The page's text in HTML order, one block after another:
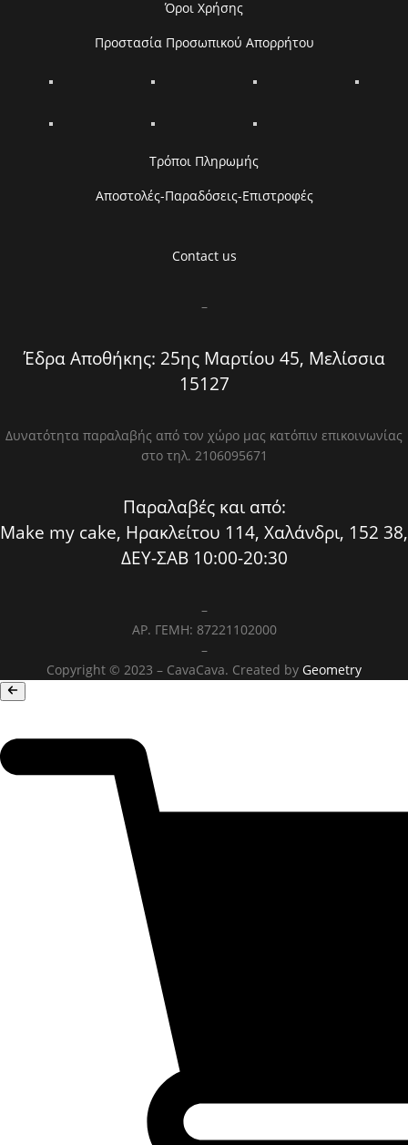
Όροι Χρήσης
Προστασία Προσωπικού Απορρήτου
Τρόποι Πληρωμής
Αποστολές-Παραδόσεις-Επιστροφές
Contact us
–
Έδρα Αποθήκης: 25ης Μαρτίου 45, Μελίσσια
15127
Δυνατότητα παραλαβής από τον χώρο μας κατόπιν επικοινωνίας
στο τηλ. 2106095671
Παραλαβές και από:
Make my cake, Ηρακλείτου 114, Χαλάνδρι, 152 38,
ΔΕΥ-ΣΑΒ 10:00-20:30
–
ΑΡ. ΓΕΜΗ: 87221102000
–
Copyright © 2023 – CavaCava. Created by Geometry